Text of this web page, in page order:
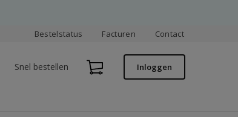
Bestelstatus Facturen Contact
Snel bestellen Inloggen